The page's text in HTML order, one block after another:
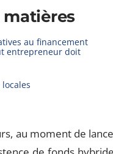
matières
au financement
entrepreneur doit
locales
au moment de